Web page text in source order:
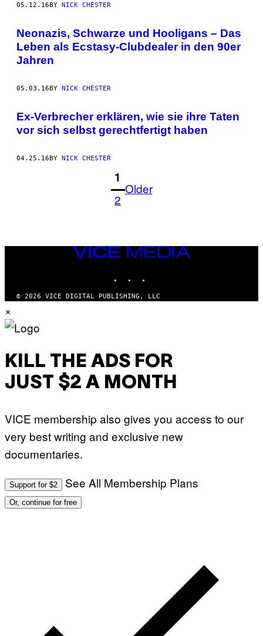
05.12.16BY NICK CHESTER
Neonazis, Schwarze und Hooligans – Das
Leben als Ecstasy-Clubdealer in den 90er
Jahren
05.03.16BY NICK CHESTER
Ex-Verbrecher erklären, wie sie ihre Taten
vor sich selbst gerechtfertigt haben
04.25.16BY NICK CHESTER
1
2
Older
VICE
MEDIA
© 2026 VICE DIGITAL PUBLISHING, LLC
×
KILL THE ADS FOR
JUST $2 A MONTH
VICE membership also gives you access to our
very best writing and exclusive new
documentaries.
Support for $2 See All Membership Plans
Or, continue for free